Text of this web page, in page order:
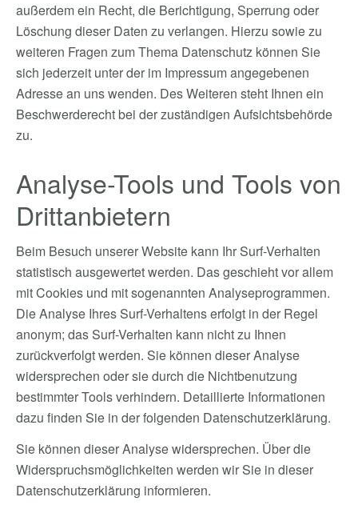
außerdem ein Recht, die Berichtigung, Sperrung oder
Löschung dieser Daten zu verlangen. Hierzu sowie zu
weiteren Fragen zum Thema Datenschutz können Sie
sich jederzeit unter der im Impressum angegebenen
Adresse an uns wenden. Des Weiteren steht Ihnen ein
Beschwerderecht bei der zuständigen Aufsichtsbehörde
zu.
Analyse-Tools und Tools von
Drittanbietern
Beim Besuch unserer Website kann Ihr Surf-Verhalten
statistisch ausgewertet werden. Das geschieht vor allem
mit Cookies und mit sogenannten Analyseprogrammen.
Die Analyse Ihres Surf-Verhaltens erfolgt in der Regel
anonym; das Surf-Verhalten kann nicht zu Ihnen
zurückverfolgt werden. Sie können dieser Analyse
widersprechen oder sie durch die Nichtbenutzung
bestimmter Tools verhindern. Detaillierte Informationen
dazu finden Sie in der folgenden Datenschutzerklärung.
Sie können dieser Analyse widersprechen. Über die
Widerspruchsmöglichkeiten werden wir Sie in dieser
Datenschutzerklärung informieren.